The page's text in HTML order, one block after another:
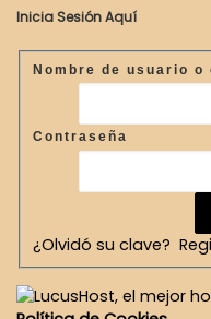
Inicia Sesión Aquí
Nombre de usuario
Contraseña
¿Olvidó su clave?